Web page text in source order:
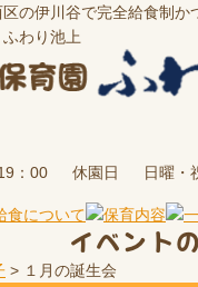
の伊川谷で完全給食制か
わり池上
：00 休園日 日曜・
イベント
> １月の誕生会